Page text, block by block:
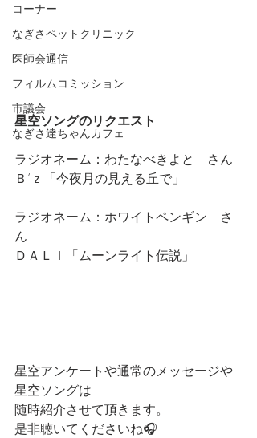
コーナー
なぎさペットクリニック
医師会通信
フィルムコミッション
市議会
なぎさ達ちゃんカフェ
星空ソングのリクエスト
ラジオネーム：わたなべきよと　さん
Ｂ’ｚ「今夜月の見える丘で」
ラジオネーム：ホワイトペンギン　さ
ん
ＤＡＬＩ「ムーンライト伝説」
星空アンケートや通常のメッセージや
星空ソングは
随時紹介させて頂きます。
是非聴いてくださいね🎧